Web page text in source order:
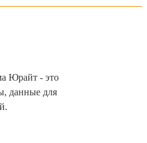
Юрайт - это
данные для